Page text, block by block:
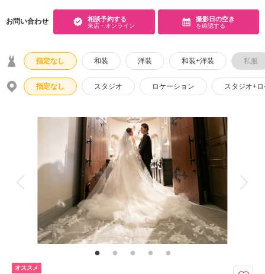
アクセス/TEL スタジオトップ
こだわりポイント
チャペルでの撮影
豊富なカラードレス 庭園での撮影
衣装の試着
豊富な色打掛・着物
ペットと撮影
お問い合わせ 相談予約する
来店・オンライン
撮影日の空き
を確認する
指定なし 和装 洋装 和装+洋装 私服
指定なし スタジオ ロケーション スタジオ+
オススメ